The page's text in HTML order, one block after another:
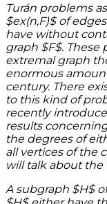
Turán problems
$ex(n,F)$ of
have without
graph $F$.
extremal graph
enormous
century. There
to this kind of
recently
results
the degrees of
all vertices of the
will talk about
A subgraph $H$